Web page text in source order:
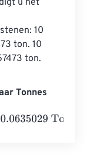
u het
10
ton. 10
ton.
Tonnes
= 0.0635029 Tonnes